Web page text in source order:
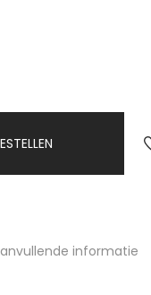
informatie